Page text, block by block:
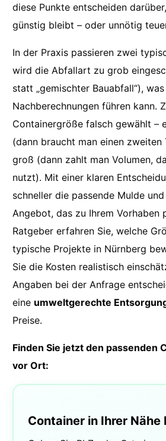
diese Punkte entscheiden
günstig bleibt – oder unnötig
In der Praxis passieren zwei
wird die Abfallart zu grob
statt „gemischter Bauabfall“),
Nachberechnungen führen kann.
Containergröße falsch gewählt –
(dann braucht man einen
groß (dann zahlt man Volumen,
nutzt). Mit einer klaren
schneller die passende Mulde
Angebot, das zu Ihrem Vorhaben
Ratgeber erfahren Sie, welche
typische Projekte in Nürnberg
Sie die Kosten realistisch
Angaben bei der Anfrage
eine umweltgerechte
Preise.
Finden Sie jetzt den passenden
vor Ort:
Container in Ihrer Nähe